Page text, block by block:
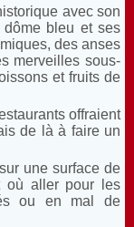
avec son
bleu et ses
des anses
merveilles sous-
et fruits de
offraient
de là à faire un
une surface de
où aller pour les
ou en mal de